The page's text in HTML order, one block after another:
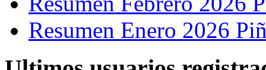
Resumen Enero 2026